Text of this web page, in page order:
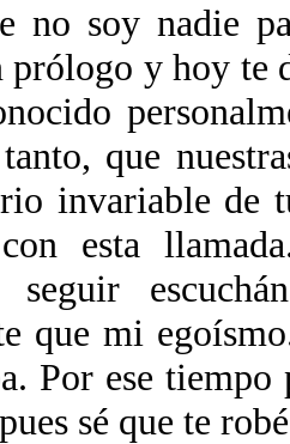
no soy nadie
prólogo y hoy te
que
invariable de
esta
seguir
que mi
Por ese
sé que te